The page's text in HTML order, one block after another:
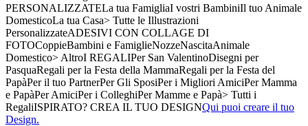
PERSONALIZZATELa tua FamigliaI vostri BambiniIl tuo Animale
DomesticoLa tua Casa> Tutte le Illustrazioni
PersonalizzateADESIVI CON COLLAGE DI
FOTOCoppieBambini e FamiglieNozzeNascitaAnimale
Domestico> AltroI REGALIPer San ValentinoDisegni per
PasquaRegali per la Festa della MammaRegali per la Festa del
PapàPer il tuo PartnerPer Gli SposiPer i Migliori AmiciPer Mamma
e PapàPer AmiciPer i ColleghiPer Mamme e Papà> Tutti i
RegaliISPIRATO? CREA IL TUO DESIGNQui puoi creare il tuo
Design.